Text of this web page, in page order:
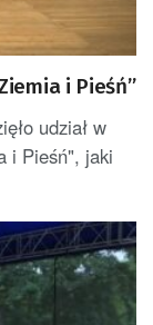
i Pieśń”
udział w
i Pieśń", jaki